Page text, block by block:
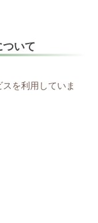
いて
を利用していま